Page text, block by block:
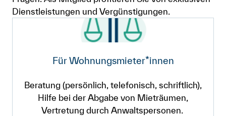
Dienstleistungen und Vergünstigungen.
Für Wohnungs­mieter*innen
Beratung (persönlich, telefonisch, schriftlich),
Hilfe bei der Abgabe von Mieträumen,
Vertretung durch Anwaltspersonen.